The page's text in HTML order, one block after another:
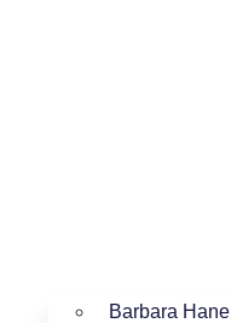
Barbara Hane